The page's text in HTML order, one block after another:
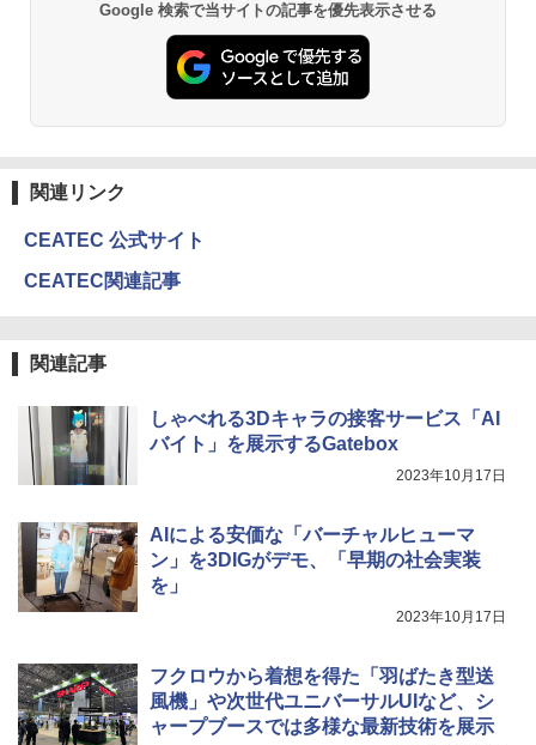
Google 検索で当サイトの記事を優先表示させる
関連リンク
CEATEC 公式サイト
CEATEC関連記事
関連記事
しゃべれる3Dキャラの接客サービス「AI
バイト」を展示するGatebox
2023年10月17日
AIによる安価な「バーチャルヒューマ
ン」を3DIGがデモ、「早期の社会実装
を」
2023年10月17日
フクロウから着想を得た「羽ばたき型送
風機」や次世代ユニバーサルUIなど、シ
ャープブースでは多様な最新技術を展示